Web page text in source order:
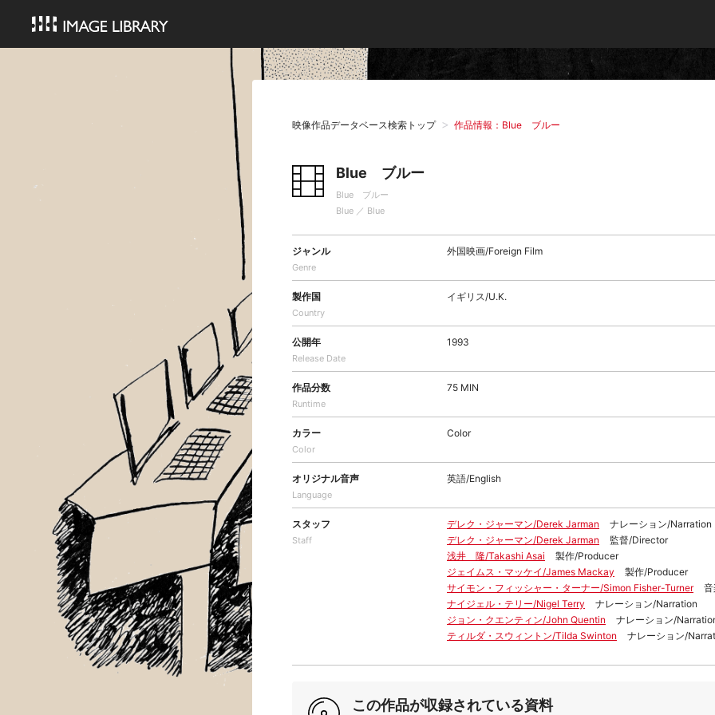
映像作品データベース検索トップ 作品情報：Blue ブルー
Blue ブルー
Blue ブルー
Blue ／ Blue
ジャンル
Genre
外国映画/Foreign Film
製作国
Country
イギリス/U.K.
公開年
Release Date
1993
作品分数
Runtime
75 MIN
カラー
Color
Color
オリジナル音声
Language
英語/English
スタッフ
Staff
デレク・ジャーマン/Derek Jarman
ナレーション/Narration
デレク・ジャーマン/Derek Jarman
監督/Director
浅井 隆/Takashi Asai
製作/Producer
ジェイムス・マッケイ/James Mackay
製作/Producer
サイモン・フィッシャー・ターナー/Simon Fisher-Turner
ナイジェル・テリー/Nigel Terry
ナレーション/Narration
ジョン・クエンティン/John Quentin
ナレーション/
ティルダ・スウィントン/Tilda Swinton
ナレーション/
この作品が収録されている資料